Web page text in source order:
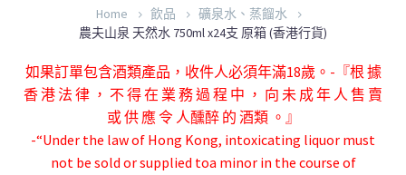
Home 飲品
礦泉水、蒸餾水
農夫山泉 天然水 750ml x24支 原箱 (香港行貨)
如果訂單包含酒類產品，收件人必須年滿18歲。-『根 據
香 港 法 律 ， 不 得 在 業 務 過 程 中 ， 向 未 成 年 人 售 賣
或 供 應 令 人醺醉 的 酒類 。』
-“Under the law of Hong Kong, intoxicating liquor must
not be sold or supplied toa minor in the course of